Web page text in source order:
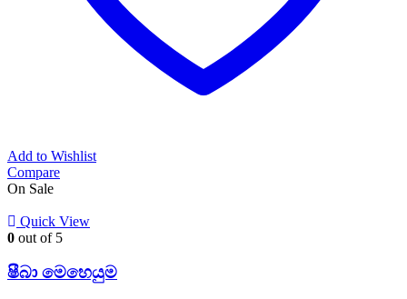
Add to Wishlist
Compare
On Sale
Quick View
0 out of 5
ෂීබා මෙහෙයුම